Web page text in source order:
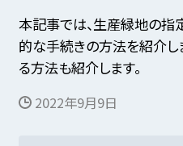
本記事では、生産緑地の指
的な手続きの方法を紹介し
る方法も紹介します。
2022年9月9日